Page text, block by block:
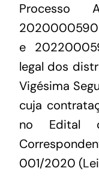
Processo
e
legal dos
Vigésima
cuja
no Edital
001/2020